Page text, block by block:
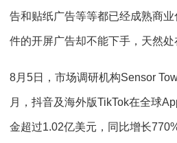
告和贴纸广告等等都已经成熟商
件的开屏广告却不能下手，天然处
8月5日，市场调研机构Sensor
月，抖音及海外版TikTok在全球
金超过1.02亿美元，同比增长